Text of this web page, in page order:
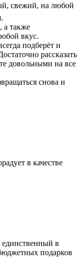
свежий, на любой
а также
вкус.
подберёт и
рассказать
довольными на все
снова и
в качестве
в
подарков